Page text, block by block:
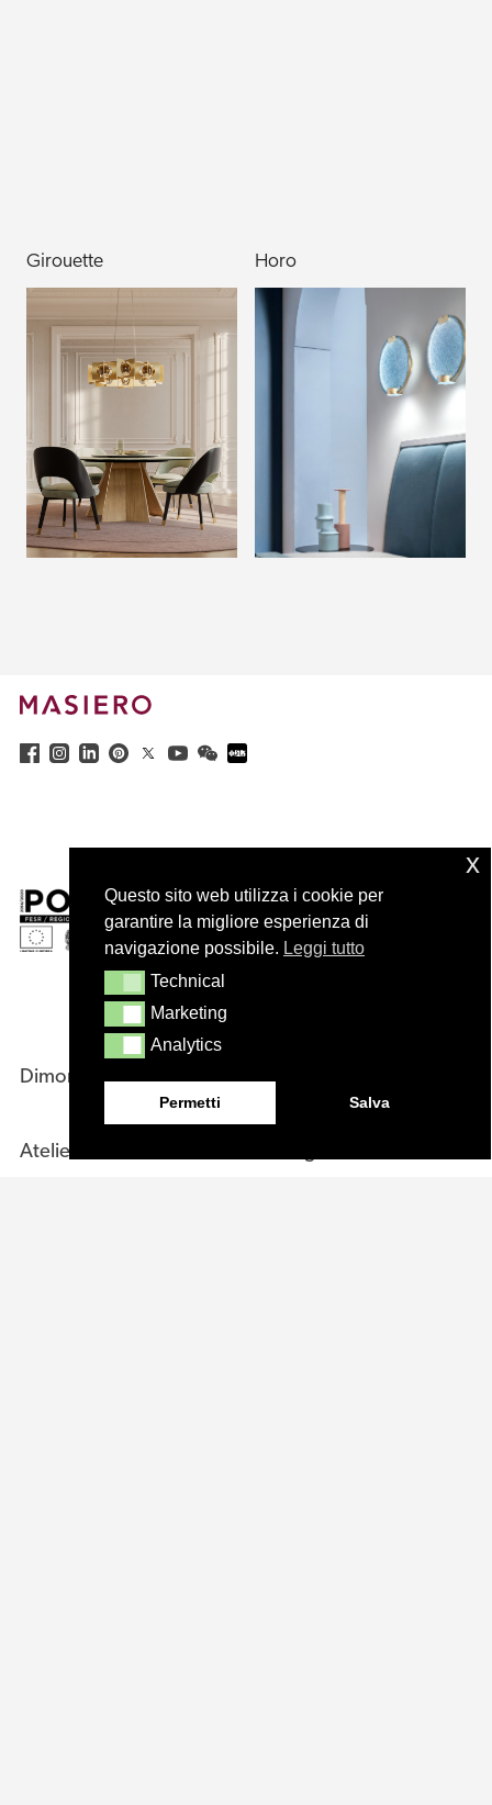
Questo sito web utilizza i cookie per
garantire la migliore esperienza di
navigazione possibile. Leggi tutto
TechnicalTechnical
MarketingMarketing
AnalyticsAnalytics
Permetti Salva
x
Girouette Horo
Dimore
Atelier
Azienda